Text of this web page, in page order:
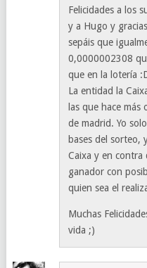
Felicidades a los
y a Hugo y
sepáis que
0,0000002308
que en la lotería
La entidad la
las que hace más
de madrid. Yo
bases del sorteo,
Caixa y en contra
ganador con
quien sea el
Muchas
vida ;)